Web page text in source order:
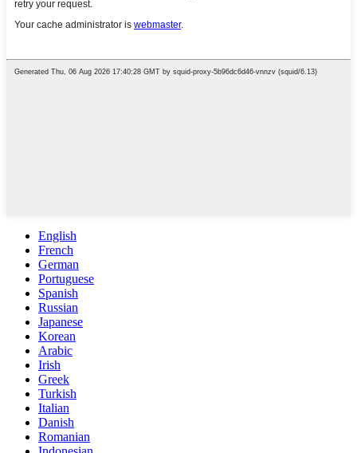
English
French
German
Portuguese
Spanish
Russian
Japanese
Korean
Arabic
Irish
Greek
Turkish
Italian
Danish
Romanian